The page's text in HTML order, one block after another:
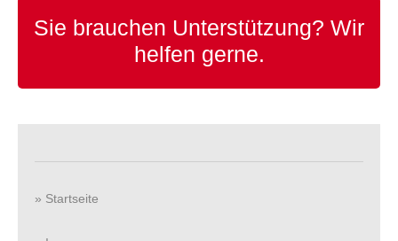
Sie brauchen Unterstützung? Wir
helfen gerne.
» Startseite